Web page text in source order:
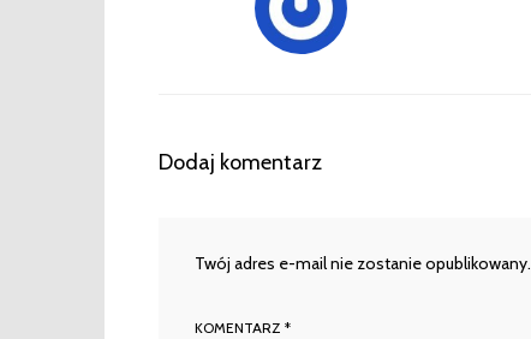
Dodaj komentarz
Twój adres e-mail nie zostanie opublikowany.
KOMENTARZ *